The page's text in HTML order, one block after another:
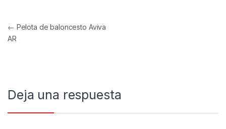
Navegación de entradas
← Pelota de baloncesto Aviva
AR
Deja una respuesta